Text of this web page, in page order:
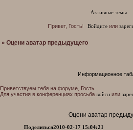
Активные темы
Привет, Гость! Войдите или
»Оцени аватар предыдущего
Информационное
Приветствуем тебя на форуме, Гость.
Для участия в конференциях просьба войти или
Оцени аватар
Поделиться2010-02-17 15:04:21